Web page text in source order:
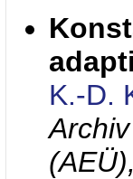
K.-D.
(AEÜ),